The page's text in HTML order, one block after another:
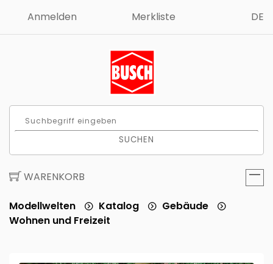
Anmelden Merkliste DE
SUCHEN
WARENKORB
Modellwelten Katalog
Gebäude
Wohnen und Freizeit